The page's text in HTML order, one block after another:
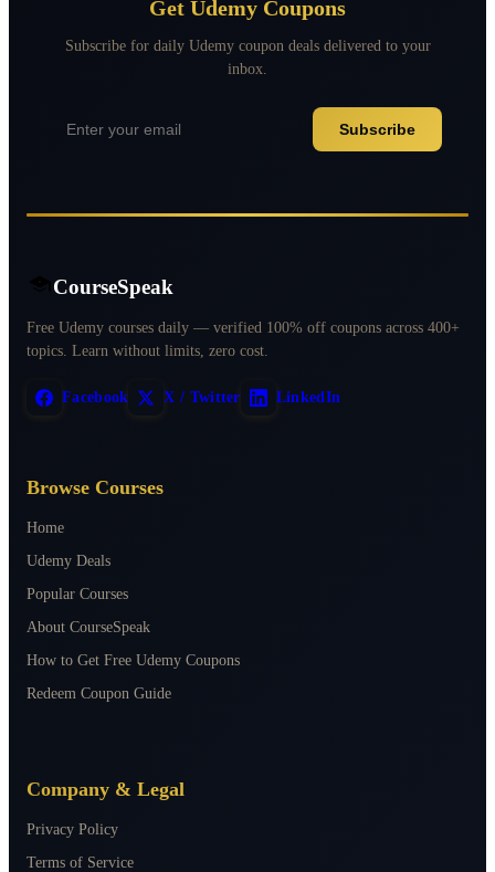
Get Udemy Coupons
Subscribe for daily Udemy coupon deals delivered to your
inbox.
Subscribe
CourseSpeak
Free Udemy courses daily — verified 100% off coupons across 400+
topics. Learn without limits, zero cost.
Facebook X / Twitter LinkedIn
Browse Courses
Home
Udemy Deals
Popular Courses
About CourseSpeak
How to Get Free Udemy Coupons
Redeem Coupon Guide
Company & Legal
Privacy Policy
Terms of Service